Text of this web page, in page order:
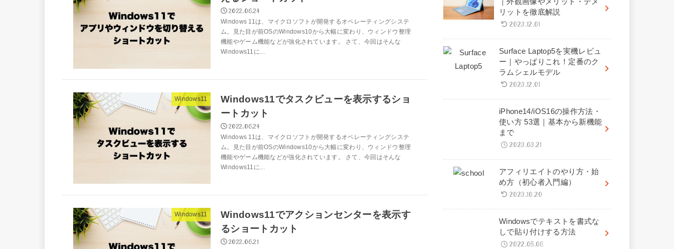
2022.06.24
Windows 11は、マイクロソフトが開発するオペレーティングシステ
ム。見た目が前OSのWindows10から大幅に変わり、ウィンドウ整理
機能やゲーム機能などが強化されています。 さて、今回はそんな
Windows11に...
Windows11
Windows11でタスクビューを表示するショ
ートカット
2022.06.24
Windows 11は、マイクロソフトが開発するオペレーティングシステ
ム。見た目が前OSのWindows10から大幅に変わり、ウィンドウ整理
機能やゲーム機能などが強化されています。 さて、今回はそんな
Windows11に...
Windows11
Windows11でアクションセンターを表示す
るショートカット
2022.06.21
｜外観画像やメリット・デメ
リットを徹底解説
2023.12.01
Surface Laptop5を実機レビュ
ー｜やっぱりこれ！定番のク
ラムシェルモデル
2023.12.01
iPhone14/iOS16の操作方法・
使い方 53選｜基本から新機能
まで
2023.03.21
アフィリエイトのやり方・始
め方（初心者入門編）
2023.10.20
Windowsでテキストを書式な
しで貼り付けする方法
2022.05.06